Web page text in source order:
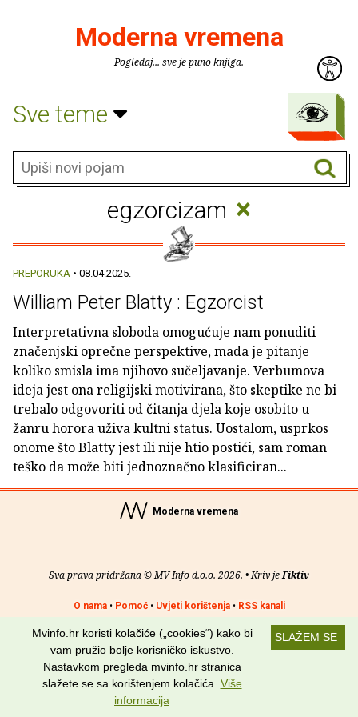
Moderna vremena
Pogledaj... sve je puno knjiga.
Sve teme
egzorcizam ×
PREPORUKA • 08.04.2025.
William Peter Blatty : Egzorcist
Interpretativna sloboda omogućuje nam ponuditi
značenjski oprečne perspektive, mada je pitanje
koliko smisla ima njihovo sučeljavanje. Verbumova
ideja jest ona religijski motivirana, što skeptike ne bi
trebalo odgovoriti od čitanja djela koje osobito u
žanru horora uživa kultni status. Uostalom, usprkos
onome što Blatty jest ili nije htio postići, sam roman
teško da može biti jednoznačno klasificiran...
Moderna vremena
Sva prava pridržana © MV Info d.o.o. 2026. • Kriv jeFiktiv
O nama• Pomoć• Uvjeti korištenja• RSS kanali
Potraži nas na: SLAŽEM SE
Mvinfo.hr koristi kolačiće („cookies“) kako bi
vam pružio bolje korisničko iskustvo.
Nastavkom pregleda mvinfo.hr stranica
slažete se sa korištenjem kolačića. Više
informacija